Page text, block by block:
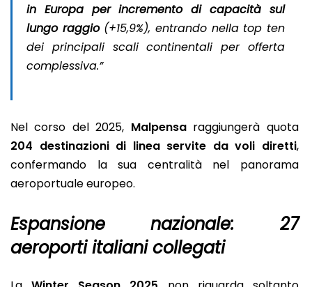
in Europa per incremento di capacità sul
lungo raggio(+15,9%), entrando nella top ten
dei principali scali continentali per offerta
complessiva.”
Nel corso del 2025, Malpensaraggiungerà quota
204 destinazioni di linea servite da voli diretti,
confermando la sua centralità nel panorama
aeroportuale europeo.
Espansione nazionale: 27
aeroporti italiani collegati